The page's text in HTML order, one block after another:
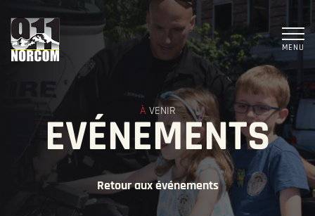
MENU
À VENIR
EVÉNEMENTS
Retour aux événements